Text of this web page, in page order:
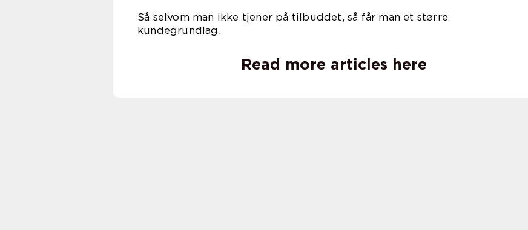
Så selvom man ikke tjener på tilbuddet, så får man et større
kundegrundlag.
Read more articles here